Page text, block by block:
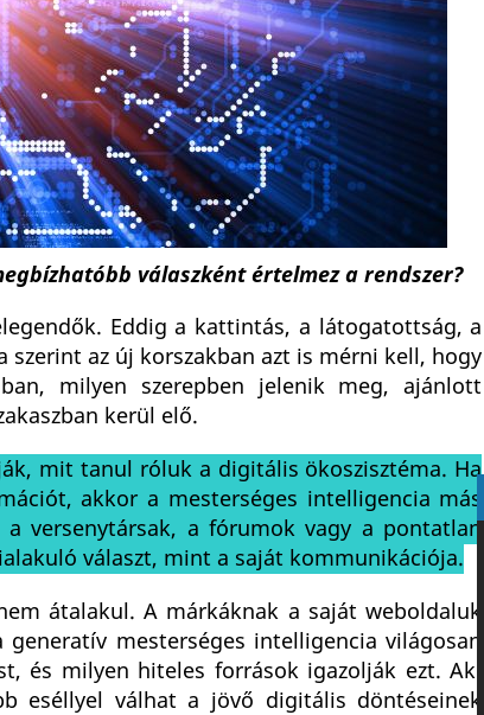
válaszként értelmez a rendszer?
Eddig a kattintás, a látogatottság, a
szerint az új korszakban azt is mérni kell, hogy
milyen szerepben jelenik meg, ajánlott
kerül elő.
mit tanul róluk a digitális ökoszisztéma. Ha
akkor a mesterséges intelligencia más
versenytársak, a fórumok vagy a pontatlan
választ, mint a saját kommunikációja.
átalakul. A márkáknak a saját weboldaluk
mesterséges intelligencia világosan
és milyen hiteles források igazolják ezt. Aki
eséllyel válhat a jövő digitális döntéseinek